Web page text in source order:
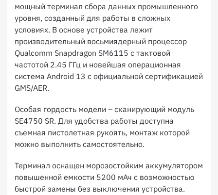
мощный терминал сбора данных промышленного
уровня, созданный для работы в сложных
условиях. В основе устройства лежит
производительный восьмиядерный процессор
Qualcomm Snapdragon SM6115 с тактовой
частотой 2.45 ГГц и новейшая операционная
система Android 13 с официальной сертификацией
GMS/AER.
Особая гордость модели – сканирующий модуль
SE4750 SR. Для удобства работы доступна
съемная пистолетная рукоять, монтаж которой
можно выполнить самостоятельно.
Терминал оснащен морозостойким аккумулятором
повышенной емкости 5200 мАч с возможностью
быстрой замены без выключения устройства.